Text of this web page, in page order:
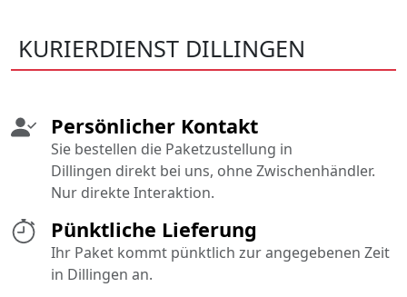
KURIERDIENST DILLINGEN
Pünktliche Lieferung
Ihr Paket kommt pünktlich zur angegebenen Zeit
in Dillingen an.
Persönlicher Kontakt
Sie bestellen die Paketzustellung in
Dillingen direkt bei uns, ohne Zwischenhändler.
Nur direkte Interaktion.